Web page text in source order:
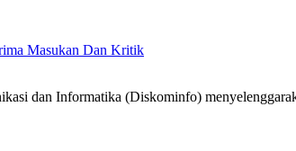
Masukan Dan Kritik
dan Informatika (Diskominfo)